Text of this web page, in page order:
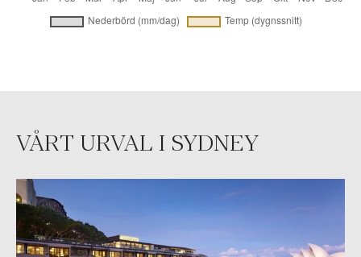
VÅRT URVAL I SYDNEY